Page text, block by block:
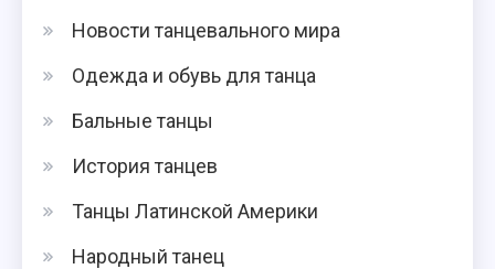
Новости танцевального мира
Одежда и обувь для танца
Бальные танцы
История танцев
Танцы Латинской Америки
Народный танец